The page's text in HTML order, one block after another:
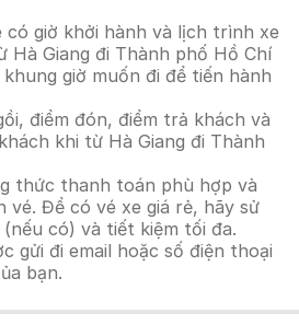
có giờ khởi hành và lịch trình xe
Hà Giang đi Thành phố Hồ Chí
giờ muốn đi để tiến hành
điểm đón, điểm trả khách và
khi từ Hà Giang đi Thành
thức thanh toán phù hợp và
vé. Để có vé xe giá rẻ, hãy sử
có) và tiết kiệm tối đa.
gửi đi email hoặc số điện thoại
bạn.